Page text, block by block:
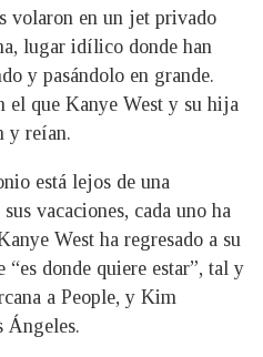
volaron en un jet privado
lugar idílico donde han
y pasándolo en grande.
el que Kanye West y su hija
y reían.
está lejos de una
vacaciones, cada uno ha
West ha regresado a su
donde quiere estar”, tal y
a People, y Kim
Ángeles.